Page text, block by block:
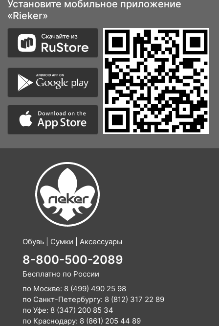
Обувь | Сумки | Аксессуары
8-800-500-2089
по Москве:
8 (499) 490 25 98
по Санкт-Петербургу:8 (812) 317 22 89
по Уфе:
8 (347) 200 85 34
по Краснодару:
E-mail:
info@rieker-shop.ru